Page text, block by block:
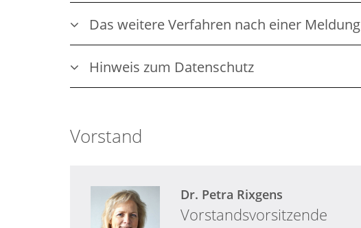
Das weitere Verfahren nach einer Meldung
Hinweis zum Datenschutz
Vorstand
Dr. Petra Rixgens
Vorstandsvorsitzende